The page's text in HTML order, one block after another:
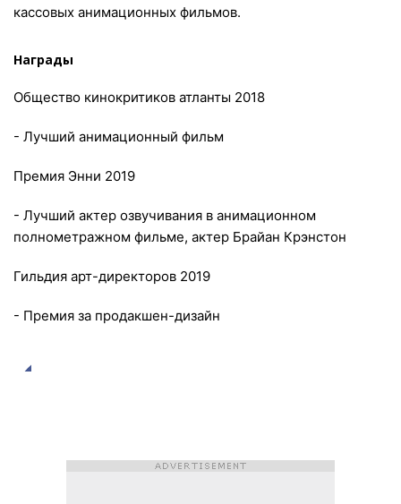
кассовых анимационных фильмов.
Награды
Общество кинокритиков атланты 2018
- Лучший анимационный фильм
Премия Энни 2019
- Лучший актер озвучивания в анимационном
полнометражном фильме, актер Брайан Крэнстон
Гильдия арт-директоров 2019
- Премия за продакшен-дизайн